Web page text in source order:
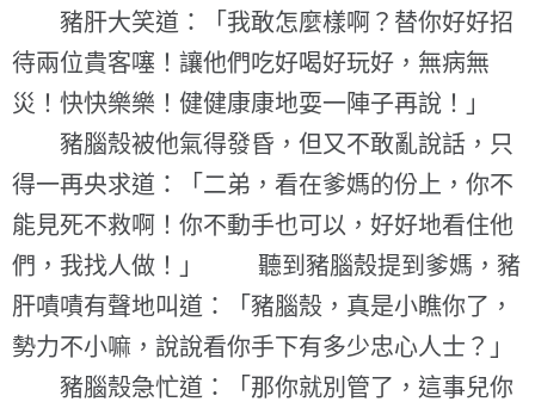
豬肝大笑道：「我敢怎麼樣啊？替你好好招
待兩位貴客噻！讓他們吃好喝好玩好，無病無
災！快快樂樂！健健康康地耍一陣子再說！」
豬腦殼被他氣得發昏，但又不敢亂說話，只
得一再央求道：「二弟，看在爹媽的份上，你不
能見死不救啊！你不動手也可以，好好地看住他
們，我找人做！」 聽到豬腦殼提到爹媽，豬
肝嘖嘖有聲地叫道：「豬腦殼，真是小瞧你了，
勢力不小嘛，說說看你手下有多少忠心人士？」
豬腦殼急忙道：「那你就別管了，這事兒你